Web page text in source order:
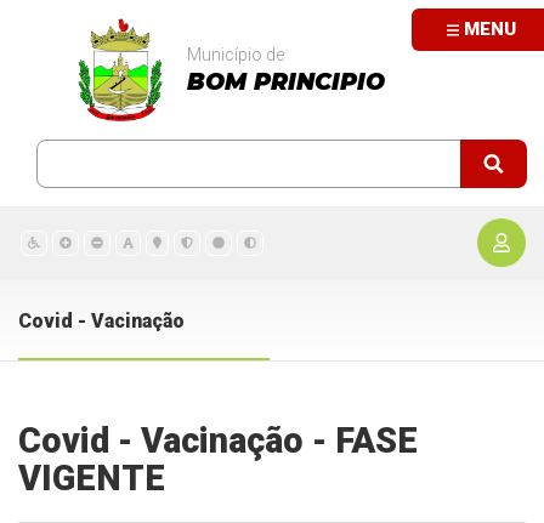
MENU
Município de
BOM PRINCIPIO
Covid - Vacinação
Covid - Vacinação - FASE
VIGENTE